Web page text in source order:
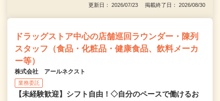
更新日： 2026/07/23 掲載終了日： 2026/08/30
ドラッグストア中心の店舗巡回ラウンダー・陳列
スタッフ（食品・化粧品・健康食品、飲料メーカ
ー等）
株式会社 アールネクスト
業務委託
【未経験歓迎】シフト自由！◇自分のペースで働けるお